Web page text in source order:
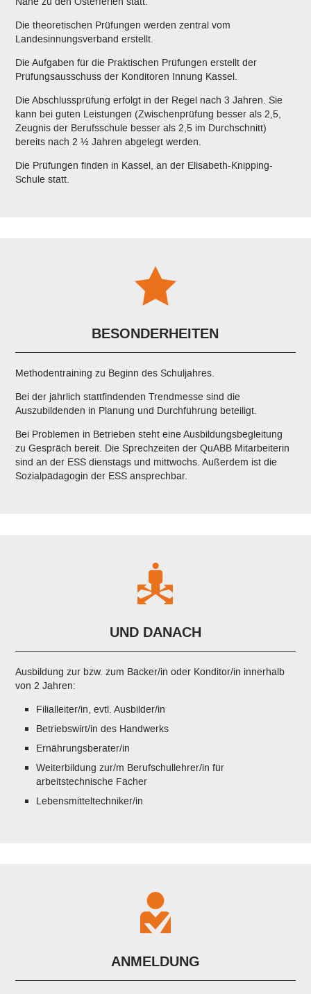
Die theoretischen Prüfungen werden zentral vom
Landesinnungsverband erstellt.
Die Aufgaben für die Praktischen Prüfungen erstellt der
Prüfungsausschuss der Konditoren Innung Kassel.
Die Abschlussprüfung erfolgt in der Regel nach 3 Jahren. Sie
kann bei guten Leistungen (Zwischenprüfung besser als 2,5,
Zeugnis der Berufsschule besser als 2,5 im Durchschnitt)
bereits nach 2 ½ Jahren abgelegt werden.
Die Prüfungen finden in Kassel, an der Elisabeth-Knipping-
Schule statt.
BESONDERHEITEN
Methodentraining zu Beginn des Schuljahres.
Bei der jährlich stattfindenden Trendmesse sind die
Auszubildenden in Planung und Durchführung beteiligt.
Bei Problemen in Betrieben steht eine Ausbildungsbegleitung
zu Gespräch bereit. Die Sprechzeiten der QuABB Mitarbeiterin
sind an der ESS dienstags und mittwochs. Außerdem ist die
Sozialpädagogin der ESS ansprechbar.
UND DANACH
Ausbildung zur bzw. zum Bäcker/in oder Konditor/in innerhalb
von 2 Jahren:
Filialleiter/in, evtl. Ausbilder/in
Betriebswirt/in des Handwerks
Ernährungsberater/in
Weiterbildung zur/m Berufschullehrer/in für
arbeitstechnische Fächer
Lebensmitteltechniker/in
ANMELDUNG